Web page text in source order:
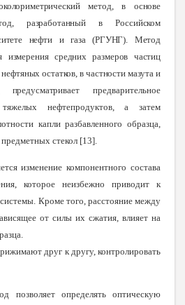
метод, в основе
разработанный в Российском
нефти и газа (РГУНГ). Метод
средних размеров частиц
остатков, в частности мазута и
предварительное
тяжелых нефтепродуктов, а затем
капли разбавленного образца,
стекол [13].
изменение компонентного состава
которое неизбежно приводит к
Кроме того, расстояние между
от силы их сжатия, влияет на
друг к другу, контролировать
позволяет определять оптическую